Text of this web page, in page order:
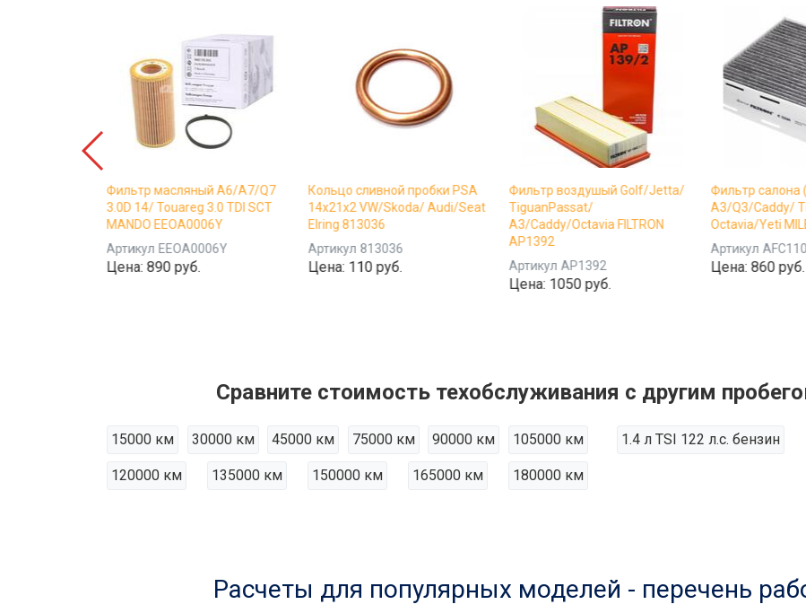
Фильтр масляный A6/A7/Q7
3.0D 14/ Touareg 3.0 TDI SCT
MANDO EEOA0006Y
Артикул EEOA0006Y
Цена: 890 руб.
Кольцо сливной пробки PSA
14x21x2 VW/Skoda/ Audi/Seat
Elring 813036
Артикул 813036
Цена: 110 руб.
Фильтр воздушый Golf/Jetta/
TiguanPassat/
A3/Caddy/Octavia FILTRON
AP1392
Артикул AP1392
Цена: 1050 руб.
Фильтр салона
A3/Q3/Caddy/
Octavia/Yeti
Артикул
Цена: 860 руб.
Сравните стоимость техобслуживания с другим
15000 км 30000 км 45000 км 75000 км 90000 км 105000 км
120000 км 135000 км 150000 км 165000 км 180000 км
1.4 л TSI 122 л.с. бензин
Расчеты для популярных моделей - перечень